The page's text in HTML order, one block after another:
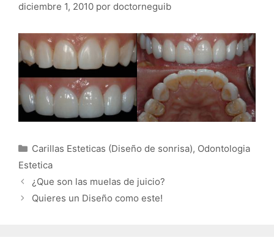
diciembre 1, 2010 por doctorneguib
Categorías
Carillas Esteticas (Diseño de sonrisa), Odontologia
Estetica
¿Que son las muelas de juicio?
Quieres un Diseño como este!